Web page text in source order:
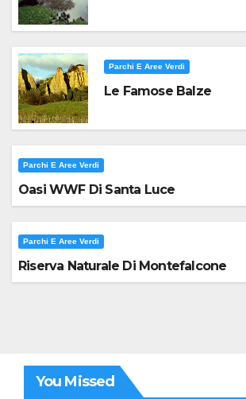
Parchi E Aree Verdi
Le Famose Balze
Parchi E Aree Verdi
Oasi WWF Di Santa Luce
Parchi E Aree Verdi
Riserva Naturale Di Montefalcone
You Missed